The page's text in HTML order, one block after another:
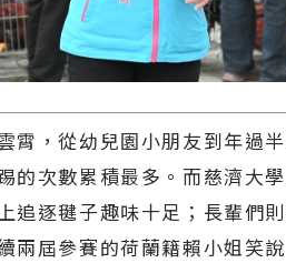
霄，從幼兒園小朋友到年過
的次數累積最多。而慈濟大
追逐毽子趣味十足；長輩們
兩屆參賽的荷蘭籍賴小姐笑